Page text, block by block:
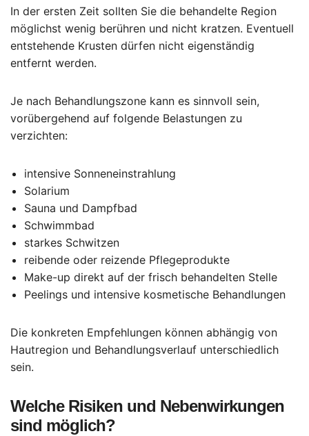
In der ersten Zeit sollten Sie die behandelte Region
möglichst wenig berühren und nicht kratzen. Eventuell
entstehende Krusten dürfen nicht eigenständig
entfernt werden.
Je nach Behandlungszone kann es sinnvoll sein,
vorübergehend auf folgende Belastungen zu
verzichten:
intensive Sonneneinstrahlung
Solarium
Sauna und Dampfbad
Schwimmbad
starkes Schwitzen
reibende oder reizende Pflegeprodukte
Make-up direkt auf der frisch behandelten Stelle
Peelings und intensive kosmetische Behandlungen
Die konkreten Empfehlungen können abhängig von
Hautregion und Behandlungsverlauf unterschiedlich
sein.
Welche Risiken und Nebenwirkungen
sind möglich?